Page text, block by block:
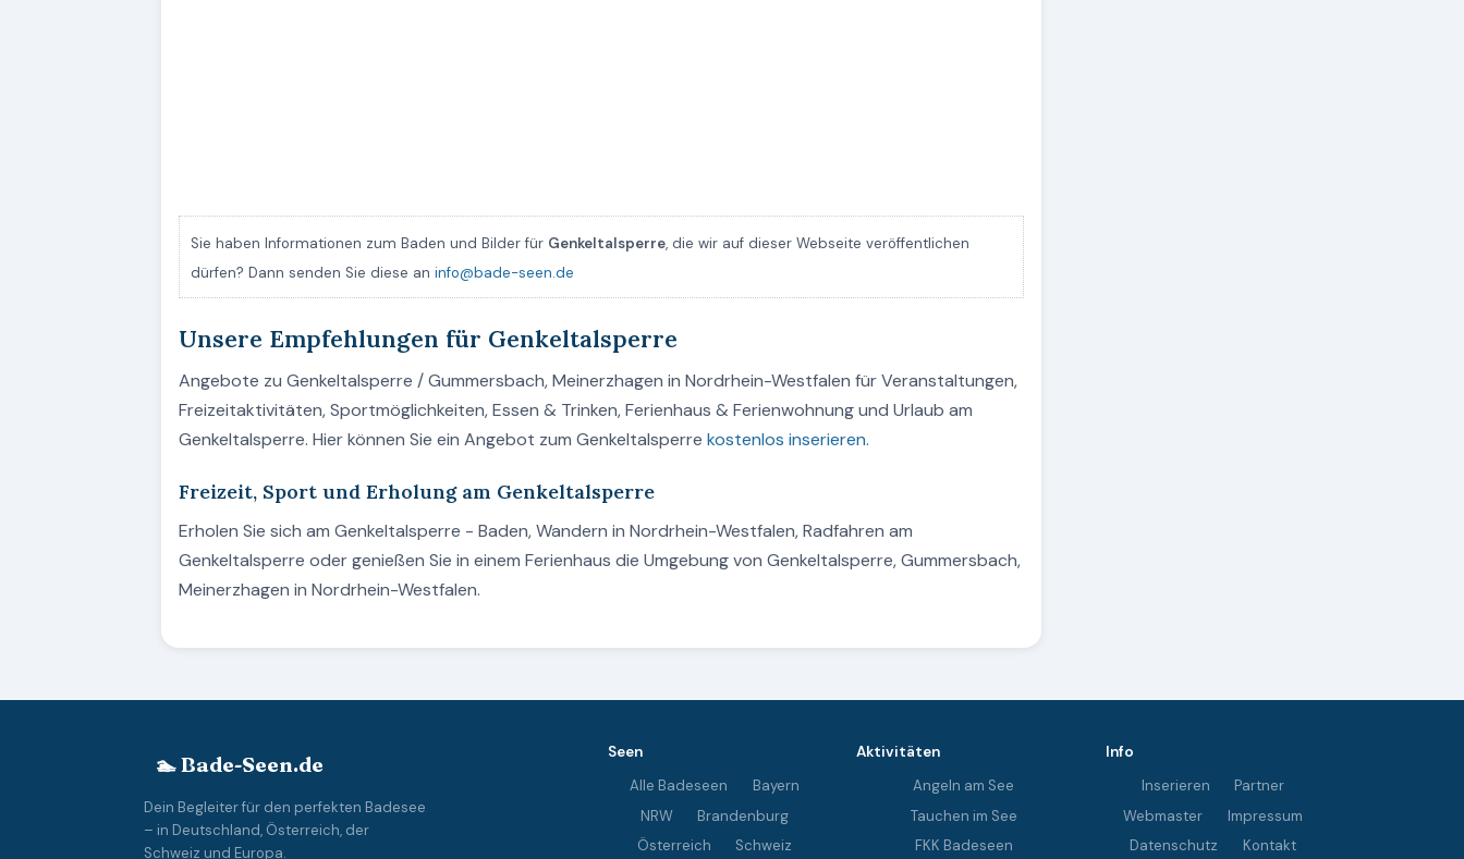
Sie haben Informationen zum Baden und Bilder für Genkeltalsperre, die wir auf dieser Webseite veröffentlichen
dürfen? Dann senden Sie diese an info@bade-seen.de
Unsere Empfehlungen für Genkeltalsperre
Angebote zu Genkeltalsperre / Gummersbach, Meinerzhagen in Nordrhein-Westfalen für Veranstaltungen,
Freizeitaktivitäten, Sportmöglichkeiten, Essen & Trinken, Ferienhaus & Ferienwohnung und Urlaub am
Genkeltalsperre. Hier können Sie ein Angebot zum Genkeltalsperre kostenlos inserieren.
Freizeit, Sport und Erholung am Genkeltalsperre
Erholen Sie sich am Genkeltalsperre - Baden, Wandern in Nordrhein-Westfalen, Radfahren am
Genkeltalsperre oder genießen Sie in einem Ferienhaus die Umgebung von Genkeltalsperre, Gummersbach,
Meinerzhagen in Nordrhein-Westfalen.
🏊 Bade-Seen.de
Dein Begleiter für den perfekten Badesee
– in Deutschland, Österreich, der
Schweiz und Europa.
Seen
Alle Badeseen
Bayern
NRW
Brandenburg
Österreich
Schweiz
Aktivitäten
Angeln am See
Tauchen im See
FKK Badeseen
Info
Inserieren
Partner
Webmaster
Impressum
Datenschutz
Kontakt